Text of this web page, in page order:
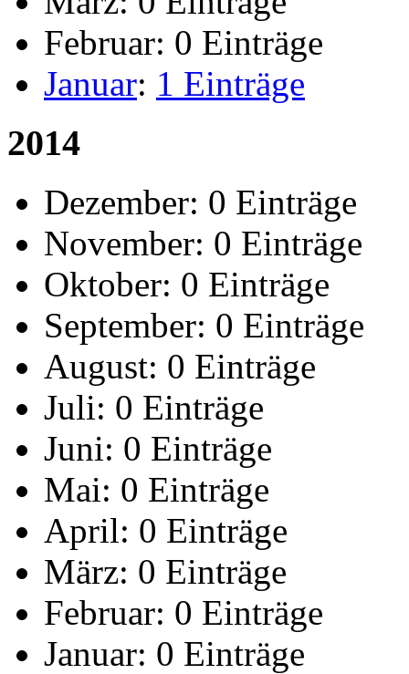
Februar: 0 Einträge
Januar: 1 Einträge
2014
Dezember: 0 Einträge
November: 0 Einträge
Oktober: 0 Einträge
September: 0 Einträge
August: 0 Einträge
Juli: 0 Einträge
Juni: 0 Einträge
Mai: 0 Einträge
April: 0 Einträge
März: 0 Einträge
Februar: 0 Einträge
Januar: 0 Einträge